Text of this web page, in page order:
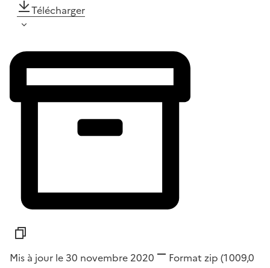
Télécharger
Mis à jour le 30 novembre 2020 Format zip (1 009,0